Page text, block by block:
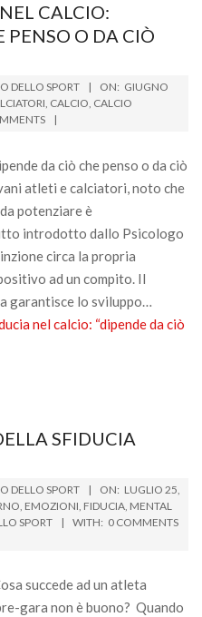
CALCIO:
PENSO O DA CIÒ
DELLO SPORT ON: GIUGNO
, CALCIO, CALCIO
da ciò che penso o da ciò
atleti e calciatori, noto che
potenziare è
introdotto dallo Psicologo
circa la propria
ad un compito. Il
garantisce lo sviluppo…
nel calcio: “dipende da ciò
SFIDUCIA
DELLO SPORT ON: LUGLIO 25,
, EMOZIONI, FIDUCIA, MENTAL
SPORT WITH: 0 COMMENTS
succede ad un atleta
gara non è buono? Quando